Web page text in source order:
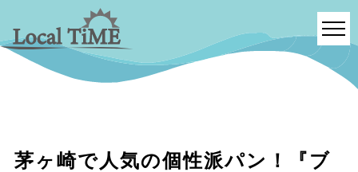
茅ヶ崎で人気の個性派パン！『ブ